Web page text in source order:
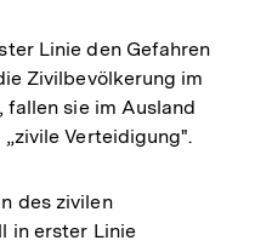
Linie den Gefahren
Zivilbevölkerung im
fallen sie im Ausland
Verteidigung".
des zivilen
in erster Linie